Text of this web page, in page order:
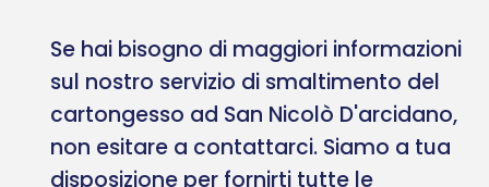
Se hai bisogno di maggiori informazioni
sul nostro servizio di smaltimento del
cartongesso ad San Nicolò D'arcidano,
non esitare a contattarci. Siamo a tua
disposizione per fornirti tutte le